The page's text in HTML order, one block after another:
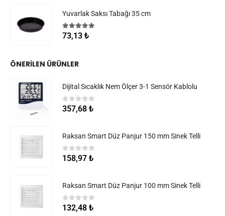
Yuvarlak Saksı Tabağı 35 cm
5.005 üzerinden
73,13 ₺
ÖNERILEN ÜRÜNLER
Dijital Sıcaklık Nem Ölçer 3-1 Sensör Kablolu
05 üzerinden
357,68 ₺
Raksan Smart Düz Panjur 150 mm Sinek Telli
0 5 üzerinden
158,97 ₺
Raksan Smart Düz Panjur 100 mm Sinek Telli
05 üzerinden
132,48 ₺